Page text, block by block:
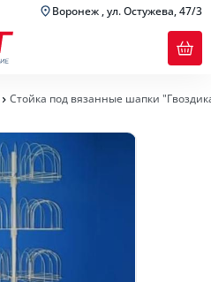
Воронеж , ул. Остужева, 47/3
Стойка под вязанные шапки